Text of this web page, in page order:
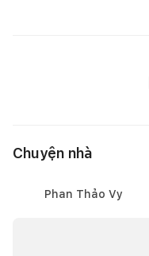
Chuyện nhà
Phan Thảo Vy